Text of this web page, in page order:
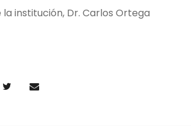
institución, Dr. Carlos Ortega